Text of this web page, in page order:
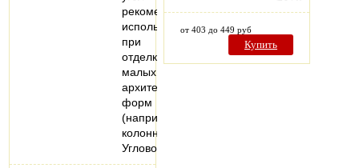
рекомендуется
использовать
при
отделки
малых
архитектурных
форм
(например,
колонн).
Угловой…
от 403 до 449 руб
Купить